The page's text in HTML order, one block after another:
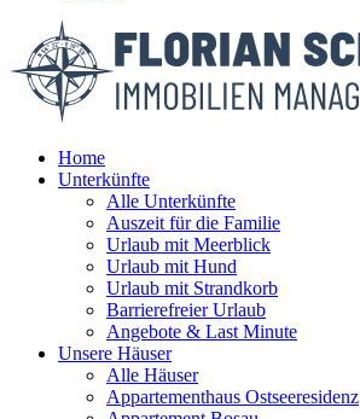
Home
Unterkünfte
Alle Unterkünfte
Auszeit für die Familie
Urlaub mit Meerblick
Urlaub mit Hund
Urlaub mit Strandkorb
Barrierefreier Urlaub
Angebote & Last Minute
Unsere Häuser
Alle Häuser
Appartementhaus Ostseeresidenz